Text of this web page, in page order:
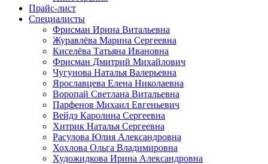
Прайс-лист
Специалисты
Фрисман Ирина Витальевна
Журавлёва Марина Сергеевна
Киселёва Татьяна Ивановна
Фрисман Дмитрий Михайлович
Чугунова Наталья Валерьевна
Ярославцева Елена Николаевна
Воропай Светлана Витальевна
Парфенов Михаил Евгеньевич
Вейдэ Каролина Сергеевна
Хитрик Наталья Сергеевна
Расулова Юлия Александровна
Хохлова Ольга Владимировна
Художидкова Ирина Александровна